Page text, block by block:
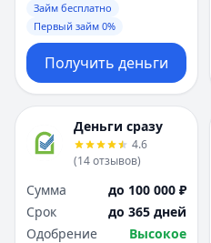
Займ бесплатно
Первый займ 0%
Получить деньги
Деньги сразу
4.6
(14отзывов)
Сумма
до 100 000 ₽
Срок
до 365 дней
Одобрение
Высокое